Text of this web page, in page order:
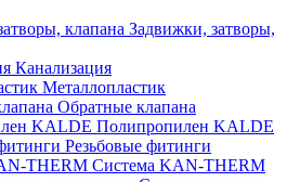
Задвижки, затворы,
Канализация
Металлопластик
Обратные клапана
Полипропилен KALDE
Резьбовые фитинги
Система KAN-THERM